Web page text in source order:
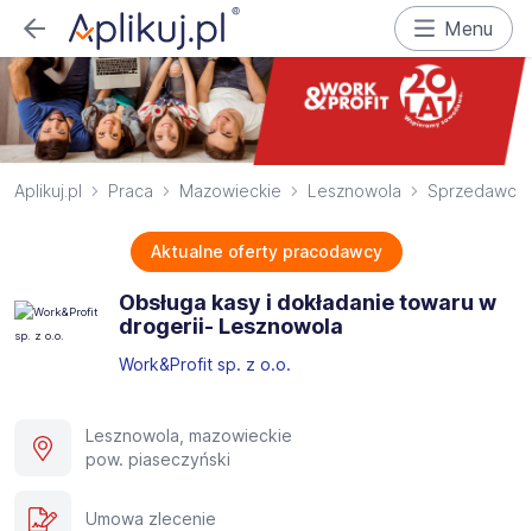
Menu
Aplikuj.pl Praca Mazowieckie Lesznowola Sprzedawca
Aktualne oferty pracodawcy
Obsługa kasy i dokładanie towaru w
drogerii- Lesznowola
Work&Profit sp. z o.o.
Lesznowola, mazowieckie
pow. piaseczyński
Umowa zlecenie